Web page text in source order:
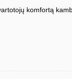
komfortą